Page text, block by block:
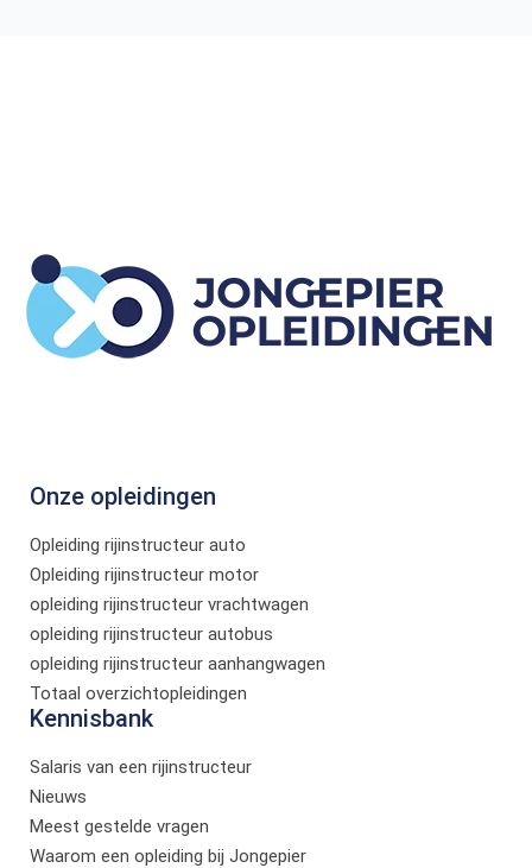
Onze opleidingen
Opleiding rijinstructeur auto
Opleiding rijinstructeur motor
opleiding rijinstructeur vrachtwagen
opleiding rijinstructeur autobus
opleiding rijinstructeur aanhangwagen
Totaal overzichtopleidingen
Kennisbank
Salaris van een rijinstructeur
Nieuws
Meest gestelde vragen
Waarom een opleiding bij Jongepier